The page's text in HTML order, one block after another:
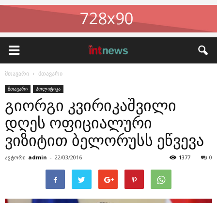
მთავარი მთავარი
მთავარი პოლიტიკა
გიორგი კვირიკაშვილი
დღეს ოფიციალური
ვიზიტით ბელორუსს ეწვევა
ავტორი admin - 22/03/2016 0
1377